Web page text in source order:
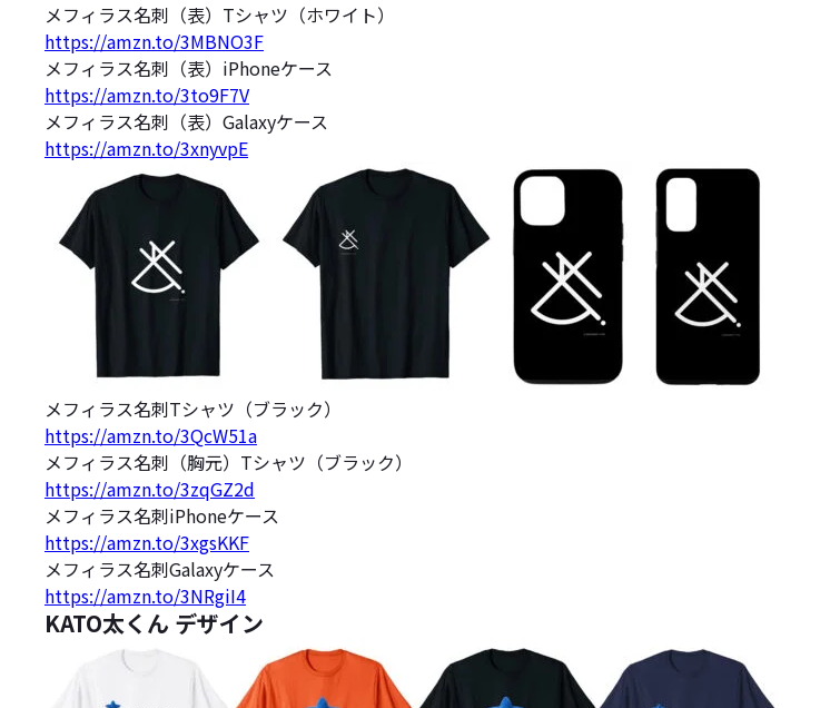
メフィラス名刺（表）Tシャツ（ホワイト）
https://amzn.to/3MBNO3F
メフィラス名刺（表）iPhoneケース
https://amzn.to/3to9F7V
メフィラス名刺（表）Galaxyケース
https://amzn.to/3xnyvpE
メフィラス名刺Tシャツ（ブラック）
https://amzn.to/3QcW51a
メフィラス名刺（胸元）Tシャツ（ブラック）
https://amzn.to/3zqGZ2d
メフィラス名刺iPhoneケース
https://amzn.to/3xgsKKF
メフィラス名刺Galaxyケース
https://amzn.to/3NRgiI4
KATO太くん デザイン